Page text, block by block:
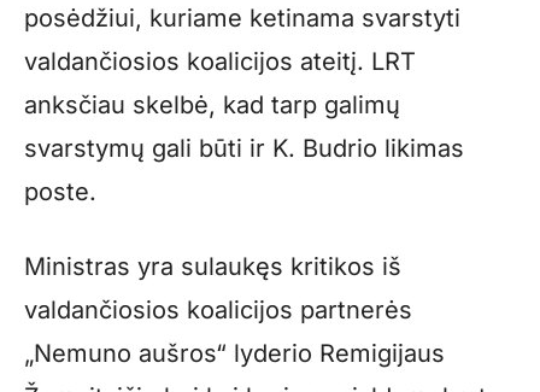
posėdžiui, kuriame ketinama svarstyti
valdančiosios koalicijos ateitį. LRT
anksčiau skelbė, kad tarp galimų
svarstymų gali būti ir K. Budrio likimas
poste.
Ministras yra sulaukęs kritikos iš
valdančiosios koalicijos partnerės
„Nemuno aušros“ lyderio Remigijaus